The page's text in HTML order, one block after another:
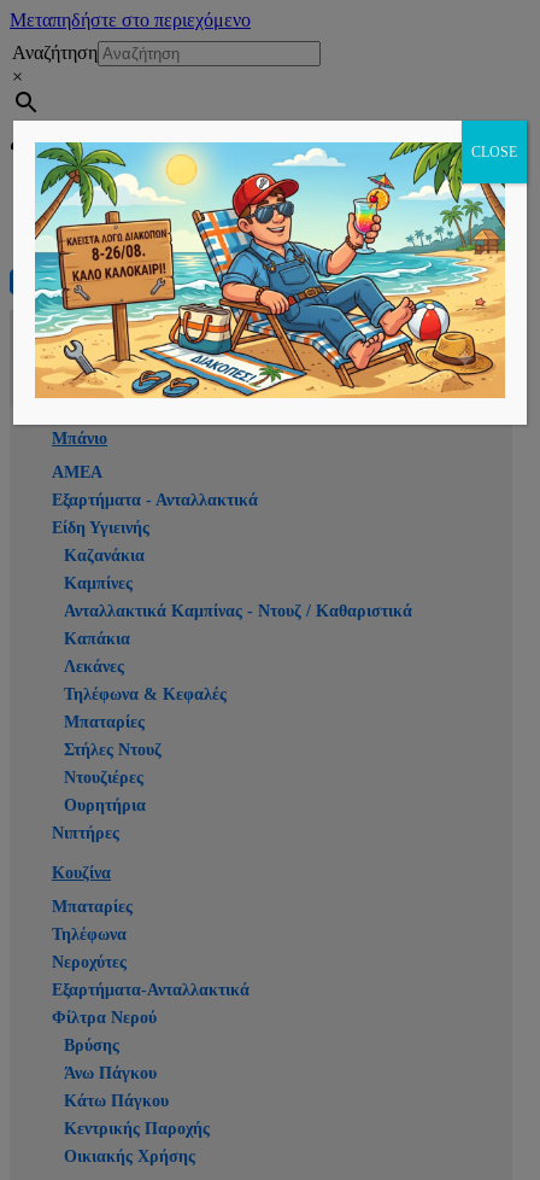
Μεταπηδήστε στο περιεχόμενο
Αναζήτηση
×
Εγγραφή
Αρχική
E-shop
Μπάνιο
ΑΜΕΑ
Εξαρτήματα - Ανταλλακτικά
Είδη Υγιεινής
Καζανάκια
Καμπίνες
Ανταλλακτικά Καμπίνας - Ντουζ / Καθαριστικά
Καπάκια
Λεκάνες
Τηλέφωνα & Κεφαλές
Μπαταρίες
Στήλες Ντουζ
Ντουζιέρες
Ουρητήρια
Νιπτήρες
Κουζίνα
Μπαταρίες
Τηλέφωνα
Νεροχύτες
Εξαρτήματα-Ανταλλακτικά
Φίλτρα Νερού
Βρύσης
Άνω Πάγκου
Κάτω Πάγκου
Κεντρικής Παροχής
Οικιακής Χρήσης
CLOSE